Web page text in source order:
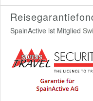
SpainActive ist Mitglied